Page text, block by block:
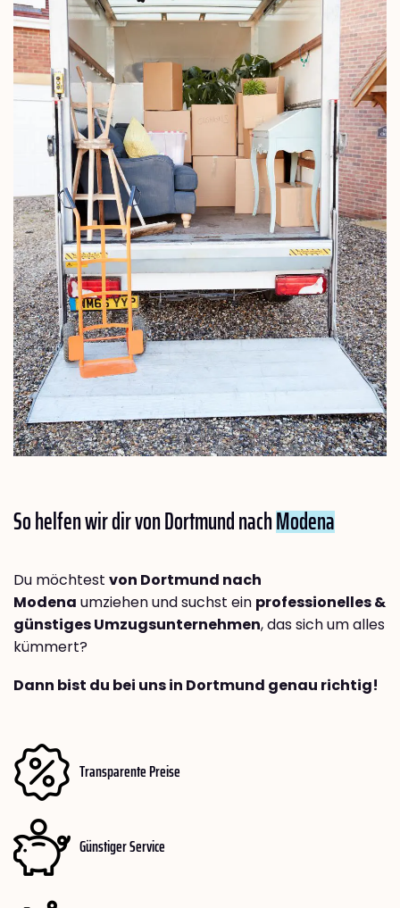
So helfen wir dir von Dortmund nachModena
Du möchtest von Dortmund nach
Modena umziehen und suchst ein professionelles &
günstiges Umzugsunternehmen, das sich um alles
kümmert?
Dann bist du bei uns in Dortmund genau richtig!
Transparente Preise
Günstiger Service